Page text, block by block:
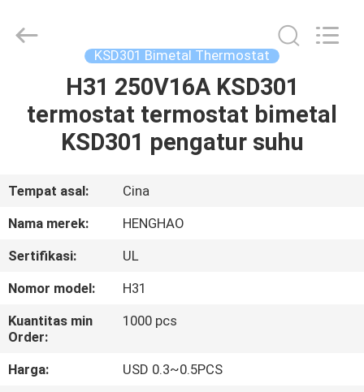
RUMAH
PRODUK
TAMPILAN
VR
TENTANG
KITA
WISATA
PABRIK
Electric
KSD301 Bimetal Thermostat
H31 250V16A KSD301
termostat termostat bimetal
KSD301 pengatur suhu
Tempat asal:
Cina
Nama merek:
HENGHAO
Sertifikasi:
UL
Nomor model:
H31
Kuantitas min
Order:
1000 pcs
Harga:
USD 0.3~0.5PCS